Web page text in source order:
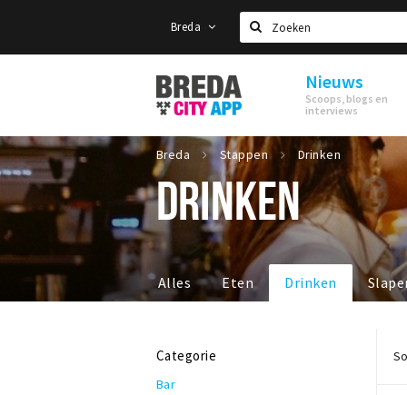
Breda
Zoeken
Stappen
&
Shoppen
Breda
Nieuws
Scoops, blogs en
interviews
Breda Stappen Drinken
DRINKEN
Alles Eten Drinken
Categorie
Bar